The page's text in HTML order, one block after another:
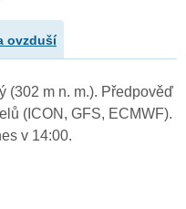
ovzduší
(302 m n. m.). Předpověď
(ICON, GFS, ECMWF).
v 14:00.